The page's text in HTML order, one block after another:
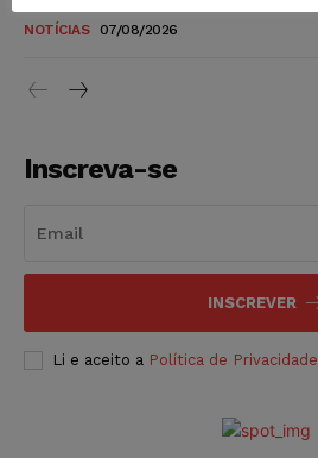
NOTÍCIAS 07/08/2026
Inscreva-se
INSCREVER
Li e aceito a Política de Privacidade